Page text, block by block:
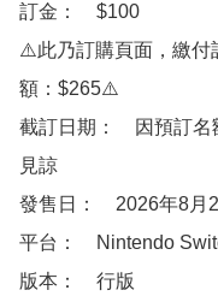
訂金：　$100
⚠️此乃訂購頁面，繳付
額：$265⚠️
截訂日期：　因預訂
見諒
發售日：　2026年8月
平台：　Nintendo
版本：　行版